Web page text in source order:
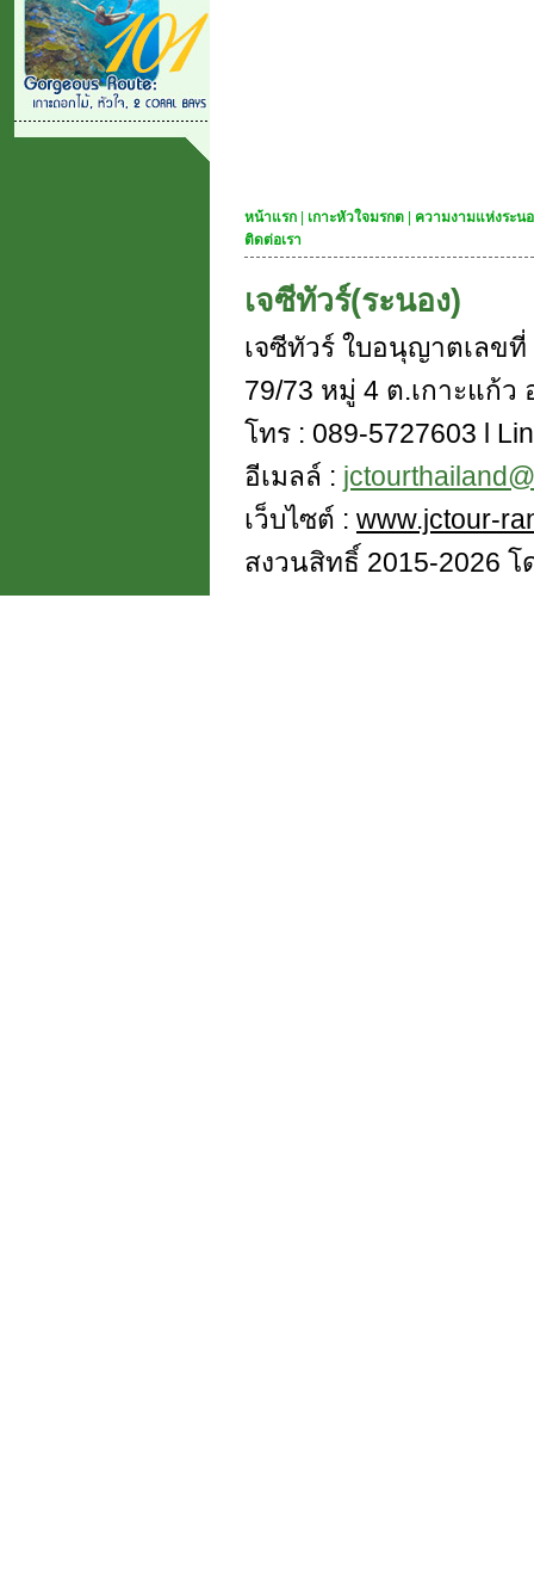
หน้าแรก เกาะหัวใจมรกต
ความงามแห่งระน
ติดต่อเรา
เจซีทัวร์(ระนอง)
เจซีทัวร์ ใบอนุญาตเลขที่
79/73 หมู่ 4 ต.เกาะแก้ว
โทร : 089-5727603 l
อีเมลล์ :
เว็บไซต์ : www.jctour-
สงวนสิทธิ์ 2015-2026 โ